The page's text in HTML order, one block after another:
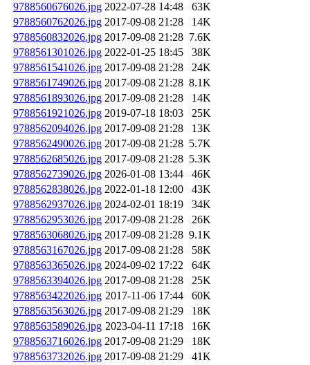
9788560676026.jpg 2022-07-28 14:48
63K
9788560762026.jpg 2017-09-08 21:28
14K
9788560832026.jpg 2017-09-08 21:28 7.6K
9788561301026.jpg 2022-01-25 18:45
38K
9788561541026.jpg 2017-09-08 21:28
24K
9788561749026.jpg 2017-09-08 21:28 8.1K
9788561893026.jpg 2017-09-08 21:28
14K
9788561921026.jpg 2019-07-18 18:03
25K
9788562094026.jpg 2017-09-08 21:28
13K
9788562490026.jpg 2017-09-08 21:28 5.7K
9788562685026.jpg 2017-09-08 21:28 5.3K
9788562739026.jpg 2026-01-08 13:44
46K
9788562838026.jpg 2022-01-18 12:00
43K
9788562937026.jpg 2024-02-01 18:19
34K
9788562953026.jpg 2017-09-08 21:28
26K
9788563068026.jpg 2017-09-08 21:28 9.1K
9788563167026.jpg 2017-09-08 21:28
58K
9788563365026.jpg 2024-09-02 17:22
64K
9788563394026.jpg 2017-09-08 21:28
25K
9788563422026.jpg 2017-11-06 17:44
60K
9788563563026.jpg 2017-09-08 21:29
18K
9788563589026.jpg 2023-04-11 17:18
16K
9788563716026.jpg 2017-09-08 21:29
18K
9788563732026.jpg 2017-09-08 21:29
41K